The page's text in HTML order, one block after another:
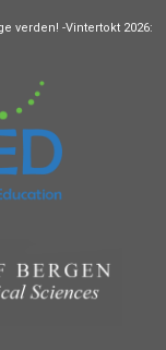
verden! -Vintertokt 2026: